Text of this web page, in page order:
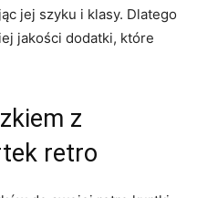
jej ⁣szyku i ⁣klasy. Dlatego
jakości dodatki, które
‍z
retro